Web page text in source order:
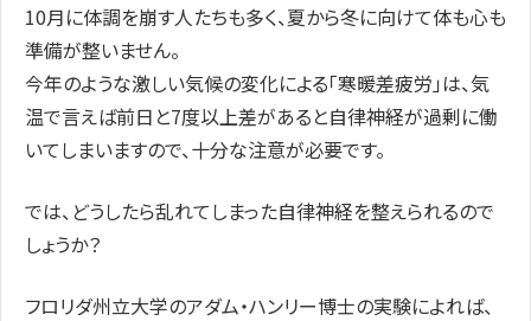
10月に体調を崩す人たちも多く、夏から冬に向けて体も心も
準備が整いません。
今年のような激しい気候の変化による「寒暖差疲労」は、気
温で言えば前日と7度以上差があると自律神経が過剰に働
いてしまいますので、十分な注意が必要です。
では、どうしたら乱れてしまった自律神経を整えられるので
しょうか？
フロリダ州立大学のアダム・ハンリー博士の実験によれば、